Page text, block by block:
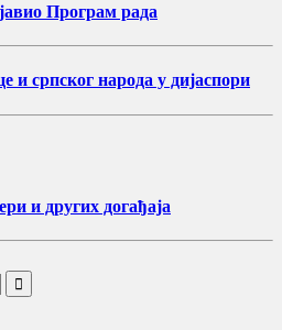
Програм рада
и српског народа у дијаспори
и других догађаја